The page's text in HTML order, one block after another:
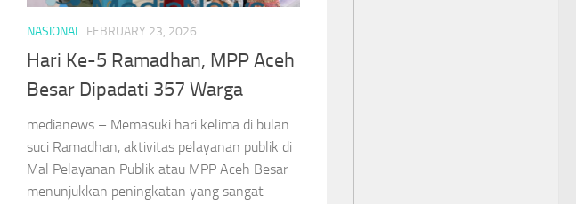
NASIONAL FEBRUARY 23, 2026
Hari Ke-5 Ramadhan, MPP Aceh
Besar Dipadati 357 Warga
medianews – Memasuki hari kelima di bulan
suci Ramadhan, aktivitas pelayanan publik di
Mal Pelayanan Publik atau MPP Aceh Besar
menunjukkan peningkatan yang sangat